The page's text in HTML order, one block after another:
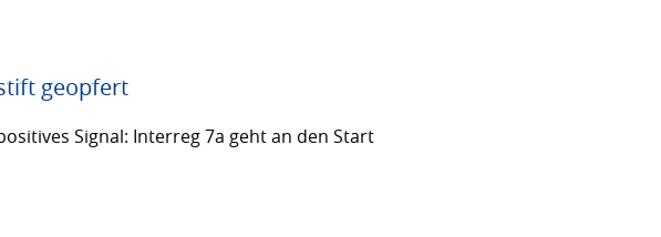
geopfert
Signal: Interreg 7a geht an den Start